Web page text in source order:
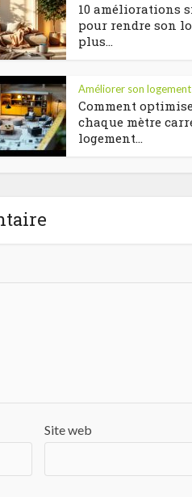
10 améliorations
pour rendre son
plus...
Améliorer son logement
Comment
chaque mètre
logement...
Site web